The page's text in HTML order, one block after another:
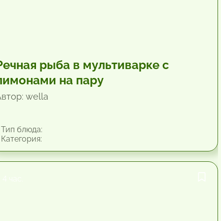
рыба в мультиварке с
на пару
wella
блюда: